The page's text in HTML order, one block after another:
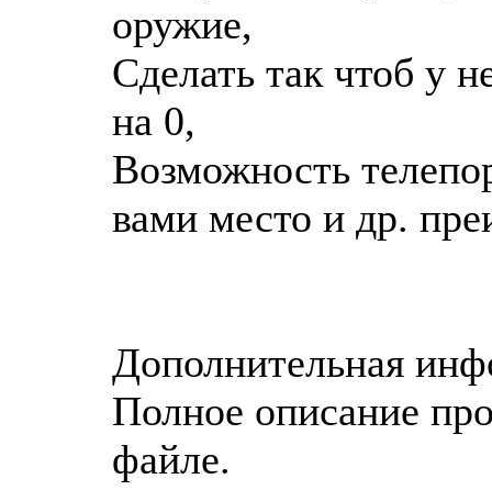
оружие,
Сделать так чтоб у
на 0,
Возможность
вами место и др.
Дополнительная
Полное описание
файле.